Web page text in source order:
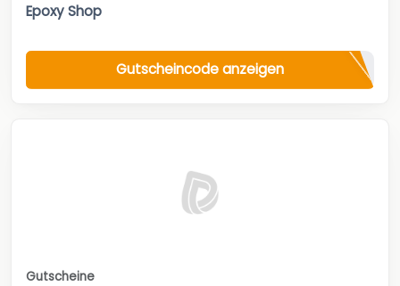
Epoxy Shop
Gutscheincode anzeigen
Gutscheine